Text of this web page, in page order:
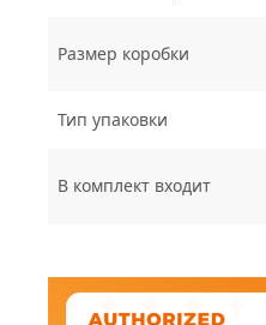
Размер коробки
Тип упаковки
В комплект входит